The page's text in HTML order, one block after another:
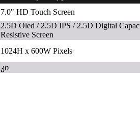
7.0" HD Touch Screen
2.5D Oled / 2.5D IPS / 2.5D Digital
Resistive Screen
1024H x 600W Pixels
კი